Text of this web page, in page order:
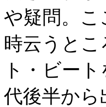
や疑問。
時云うと
ト・ビー
代後半か